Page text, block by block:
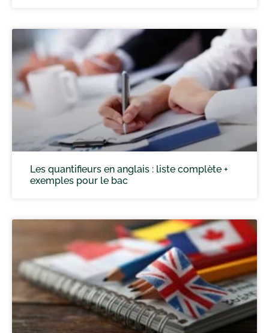
Les quantifieurs en anglais : liste complète +
exemples pour le bac